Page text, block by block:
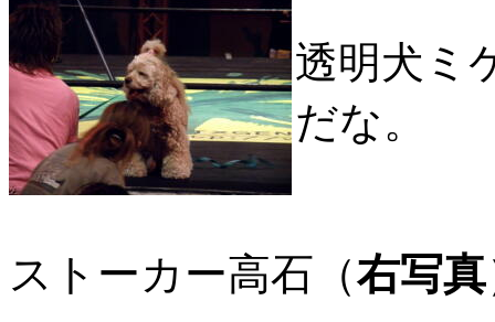
透明犬ミ
だな。
ストーカー高石（右写真